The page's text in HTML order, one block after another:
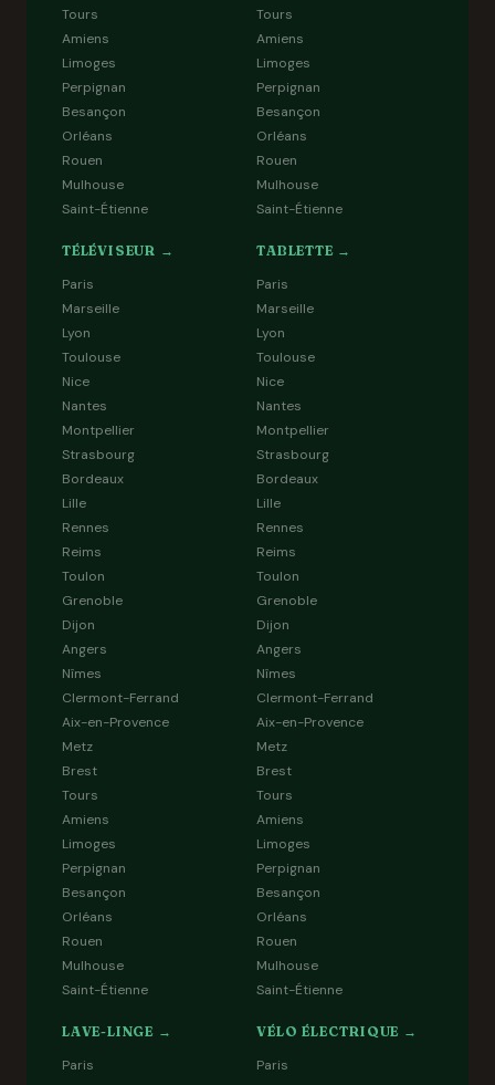
Tours
Amiens
Limoges
Perpignan
Besançon
Orléans
Rouen
Mulhouse
Saint-Étienne
Tours
Amiens
Limoges
Perpignan
Besançon
Orléans
Rouen
Mulhouse
Saint-Étienne
TÉLÉVISEUR →
Paris
Marseille
Lyon
Toulouse
Nice
Nantes
Montpellier
Strasbourg
Bordeaux
Lille
Rennes
Reims
Toulon
Grenoble
Dijon
Angers
Nîmes
Clermont-Ferrand
Aix-en-Provence
Metz
Brest
Tours
Amiens
Limoges
Perpignan
Besançon
Orléans
Rouen
Mulhouse
Saint-Étienne
TABLETTE →
Paris
Marseille
Lyon
Toulouse
Nice
Nantes
Montpellier
Strasbourg
Bordeaux
Lille
Rennes
Reims
Toulon
Grenoble
Dijon
Angers
Nîmes
Clermont-Ferrand
Aix-en-Provence
Metz
Brest
Tours
Amiens
Limoges
Perpignan
Besançon
Orléans
Rouen
Mulhouse
Saint-Étienne
LAVE-LINGE →
Paris
VÉLO ÉLECTRIQUE →
Paris